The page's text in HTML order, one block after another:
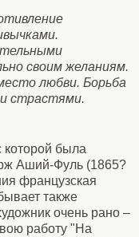
своим желаниям.
любви. Борьба
страстями.
которой была
Аший-Фуль (1865?
французская
также
очень рано –
работу "На